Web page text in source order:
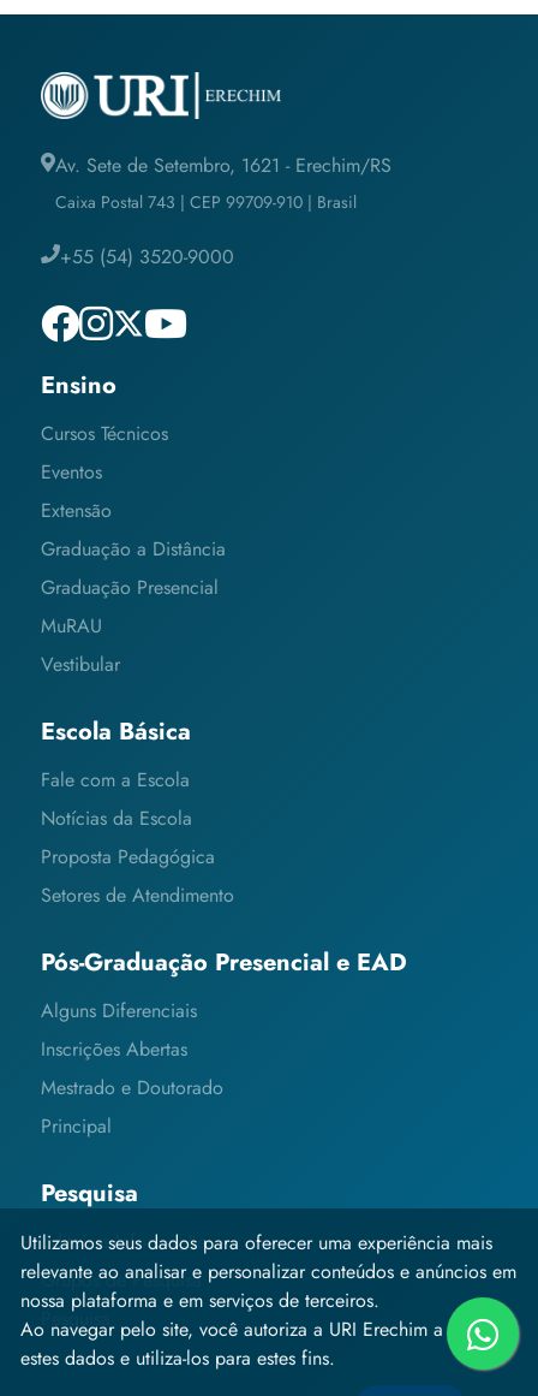
Av. Sete de Setembro, 1621 - Erechim/RS
Caixa Postal 743 | CEP 99709-910 | Brasil
+55 (54) 3520-9000
Ensino
Cursos Técnicos
Eventos
Extensão
Graduação a Distância
Graduação Presencial
MuRAU
Vestibular
Escola Básica
Fale com a Escola
Notícias da Escola
Proposta Pedagógica
Setores de Atendimento
Pós-Graduação Presencial e EAD
Alguns Diferenciais
Inscrições Abertas
Mestrado e Doutorado
Principal
Pesquisa
Editais e Informações
Grupos de Pesquisa
Pesquisa
Utilizamos seus dados para oferecer uma experiência mais
relevante ao analisar e personalizar conteúdos e anúncios em
nossa plataforma e em serviços de terceiros.
Ao navegar pelo site, você autoriza a URI Erechim a coletar
estes dados e utiliza-los para estes fins.